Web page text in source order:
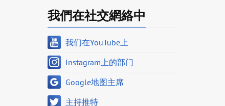
我們在社交網絡中
我们在YouTube上
Instagram上的部门
Google地图主席
主持推特